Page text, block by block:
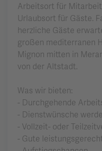
Arbeitsort für
Urlaubsort für Gäste.
herzliche Gäste
großen mediterranen
Mignon mitten in
von der Altstadt.
Was wir bieten:
- Durchgehende
- Dienstwünsche
- Vollzeit- oder
- Gute